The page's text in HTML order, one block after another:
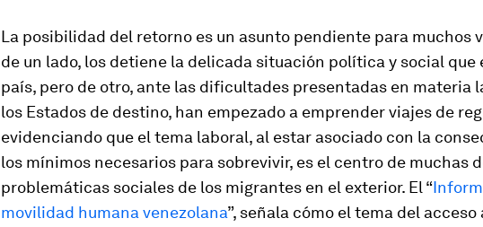
La posibilidad del retorno es un asunto pendiente para muchos
de un lado, los detiene la delicada situación política y social que
país, pero de otro, ante las dificultades presentadas en materia
los Estados de destino, han empezado a emprender viajes de
evidenciando que el tema laboral, al estar asociado con la
los mínimos necesarios para sobrevivir, es el centro de muchas
problemáticas sociales de los migrantes en el exterior. El “
movilidad humana venezolana”, señala cómo el tema del